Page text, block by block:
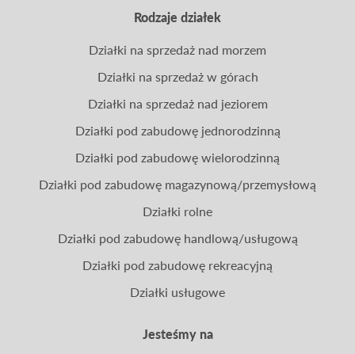
Rodzaje działek
Jesteśmy na
Działki na sprzedaż nad morzem
Działki na sprzedaż w górach
Działki na sprzedaż nad jeziorem
Działki pod zabudowę jednorodzinną
Działki pod zabudowę wielorodzinną
Działki pod zabudowę magazynową/przemysłową
Działki rolne
Działki pod zabudowę handlową/usługową
Działki pod zabudowę rekreacyjną
Działki usługowe